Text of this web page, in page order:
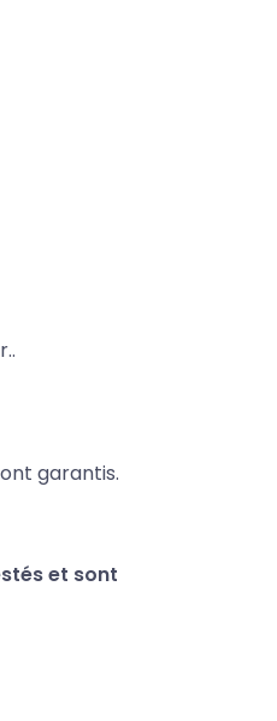
garantis.
et sont